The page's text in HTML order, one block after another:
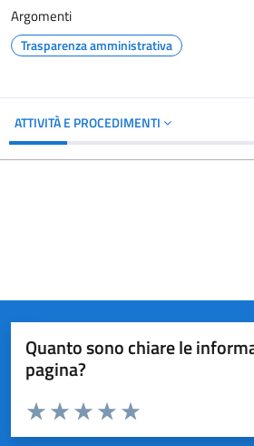
Argomenti
Trasparenza amministrativa
ATTIVITÀ E PROCEDIMENTI
Quanto sono chiare le
pagina?
Valuta da 1 a 5 stelle la pagina
Valuta 5 stelle su 5
Valuta 4 stelle su 5
Valuta 3 stelle su 5
Valuta 2 stelle su 5
Valuta 1 stelle su 5